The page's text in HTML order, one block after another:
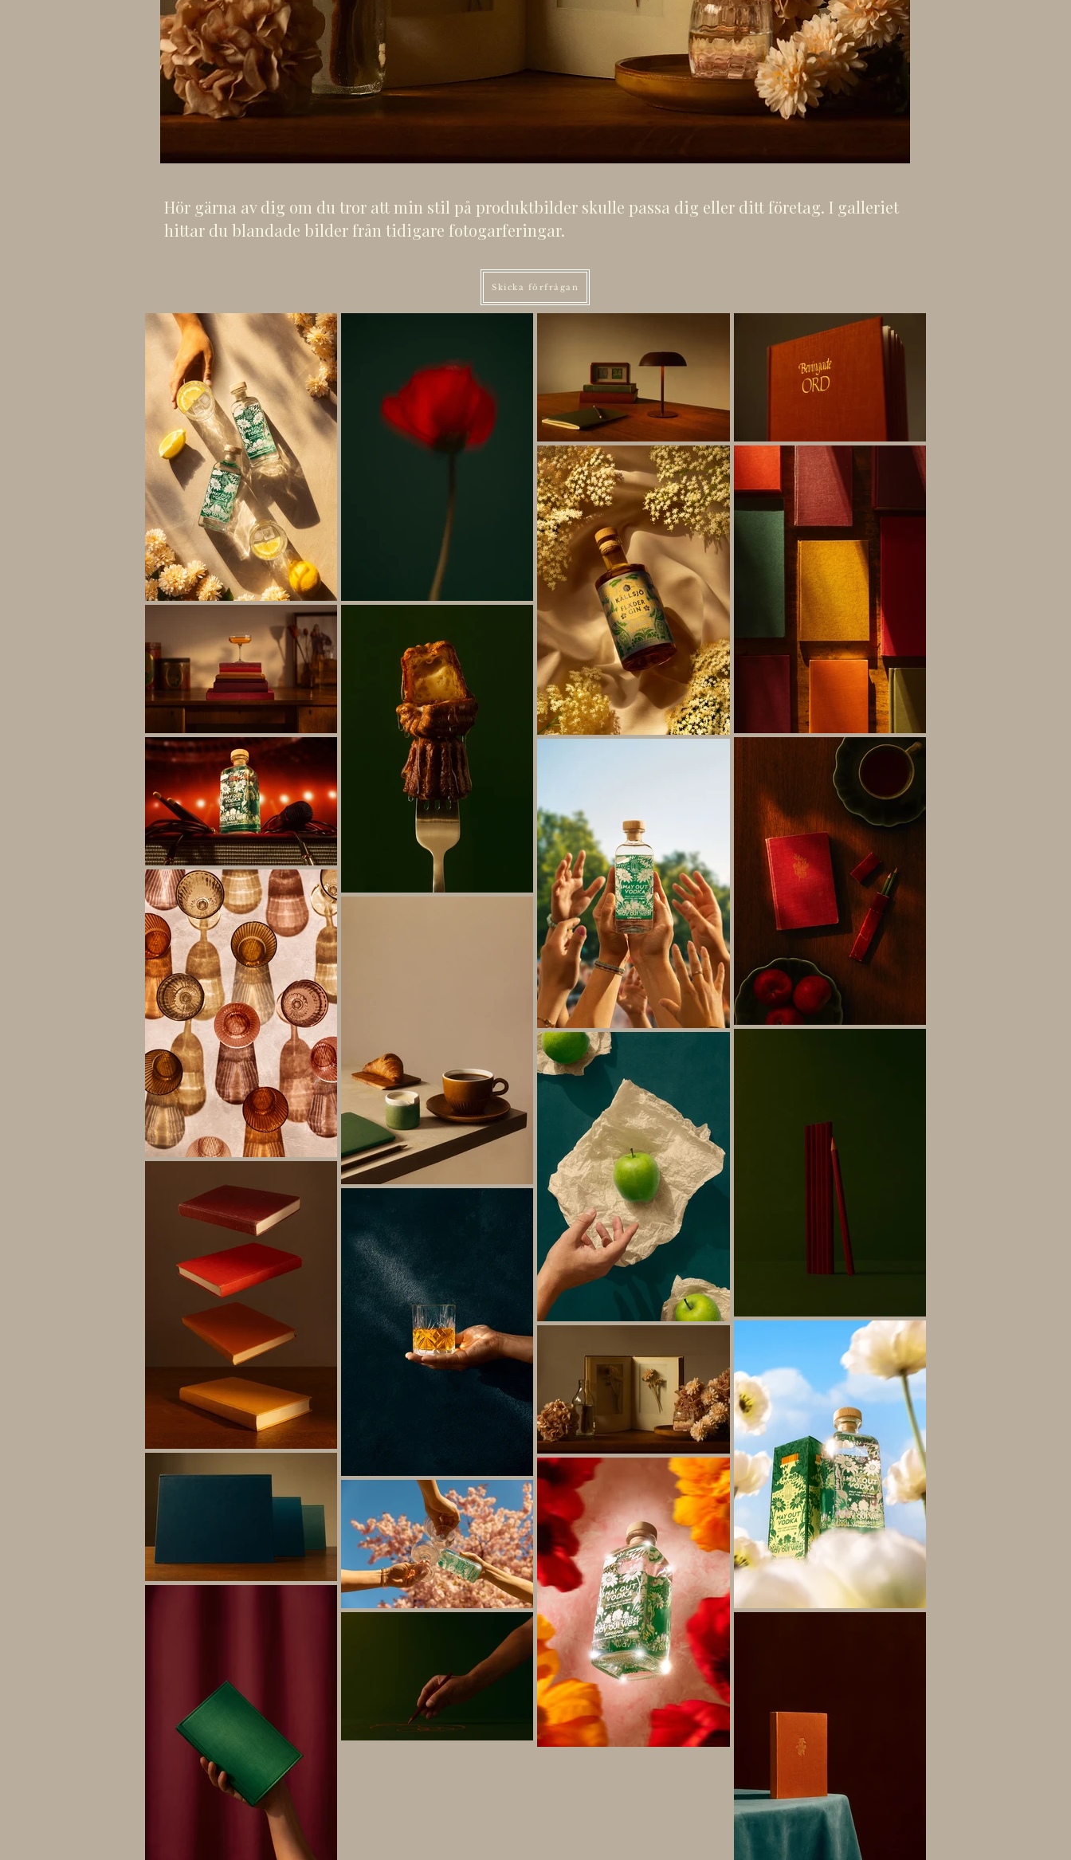
Hör gärna av dig om du tror att min stil på produktbilder skulle passa dig eller ditt företag. I galleriet
hittar du blandade bilder från tidigare fotogarferingar.
Skicka förfrågan